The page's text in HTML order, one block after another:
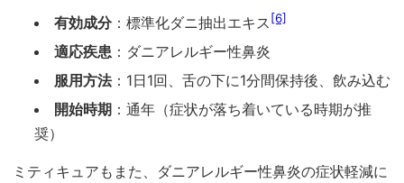
有効成分：標準化ダニ抽出エキス [6]
適応疾患 ：ダニアレルギー性鼻炎
服用方法：1日1回、舌の下に1分間保持後、飲み込む
開始時期 ：通年（症状が落ち着いている時期が推
奨）
ミティキュアもまた、ダニアレルギー性鼻炎の症状軽減に